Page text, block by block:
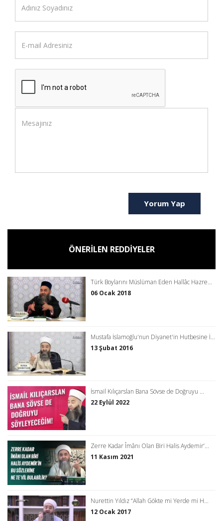
Yorum Yap
ÖNERİLEN REDDİYELER
Türk Boylarını Müslüman Eden Hallâc Hazre...
06 Ocak 2018
Mustafa İslamoğlu'nun Diyanet'in Hutbesine İ...
13 Şubat 2016
İsmail Kılıçarslan Bana Sövse de Doğruyu ...
22 Eylül 2022
Zerre Kadar Îmânı Olan Biri Halis Aydemir’...
11 Kasım 2021
Nurettin Yıldız “Allah Gökte mi Yerde mi H...
12 Ocak 2017